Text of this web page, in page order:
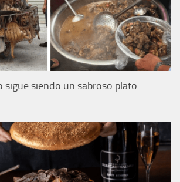
sigue siendo un sabroso plato